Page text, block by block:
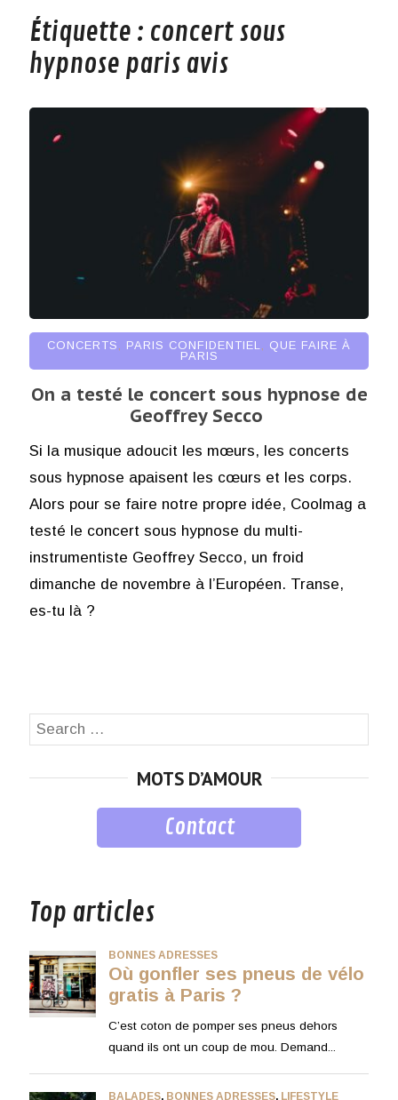
Étiquette : concert sous
hypnose paris avis
CONCERTS PARIS CONFIDENTIEL
QUE FAIRE À
PARIS
On a testé le concert sous hypnose de
Geoffrey Secco
Si la musique adoucit les mœurs, les concerts
sous hypnose apaisent les cœurs et les corps.
Alors pour se faire notre propre idée, Coolmag a
testé le concert sous hypnose du multi-
instrumentiste Geoffrey Secco, un froid
dimanche de novembre à l’Européen. Transe,
es-tu là ?
Search
MOTS D’AMOUR
Contact
Top articles